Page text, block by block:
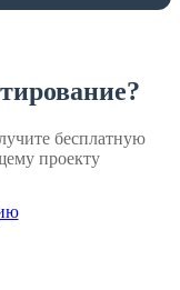
бесплатную
проекту